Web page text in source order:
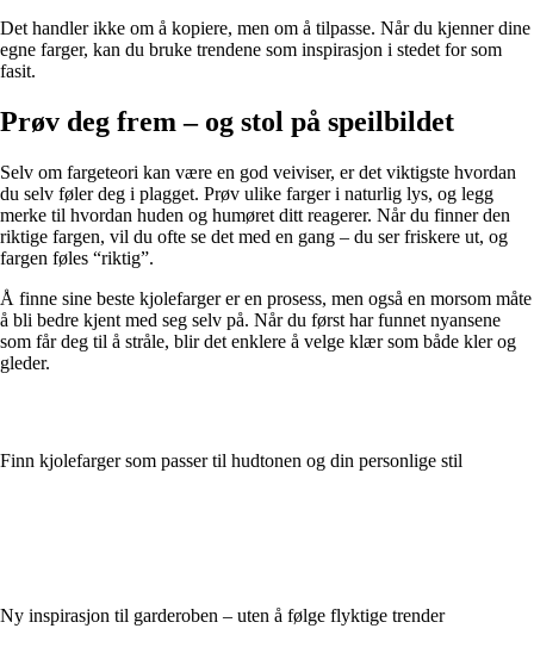
Det handler ikke om å kopiere, men om å tilpasse. Når du kjenner dine
egne farger, kan du bruke trendene som inspirasjon i stedet for som
fasit.
Prøv deg frem – og stol på speilbildet
Selv om fargeteori kan være en god veiviser, er det viktigste hvordan
du selv føler deg i plagget. Prøv ulike farger i naturlig lys, og legg
merke til hvordan huden og humøret ditt reagerer. Når du finner den
riktige fargen, vil du ofte se det med en gang – du ser friskere ut, og
fargen føles “riktig”.
Å finne sine beste kjolefarger er en prosess, men også en morsom måte
å bli bedre kjent med seg selv på. Når du først har funnet nyansene
som får deg til å stråle, blir det enklere å velge klær som både kler og
gleder.
Finn kjolefarger som passer til hudtonen og din personlige stil
Ny inspirasjon til garderoben – uten å følge flyktige trender